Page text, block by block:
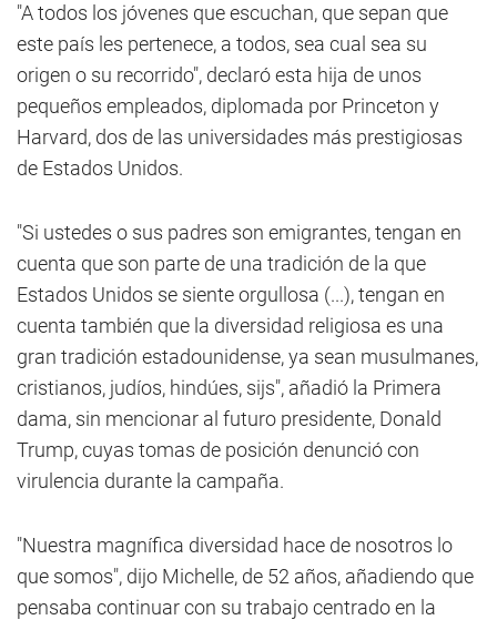
"A todos los jóvenes que escuchan, que sepan que
este país les pertenece, a todos, sea cual sea su
origen o su recorrido", declaró esta hija de unos
pequeños empleados, diplomada por Princeton y
Harvard, dos de las universidades más prestigiosas
de Estados Unidos.
"Si ustedes o sus padres son emigrantes, tengan en
cuenta que son parte de una tradición de la que
Estados Unidos se siente orgullosa (...), tengan en
cuenta también que la diversidad religiosa es una
gran tradición estadounidense, ya sean musulmanes,
cristianos, judíos, hindúes, sijs", añadió la Primera
dama, sin mencionar al futuro presidente, Donald
Trump, cuyas tomas de posición denunció con
virulencia durante la campaña.
"Nuestra magnífica diversidad hace de nosotros lo
que somos", dijo Michelle, de 52 años, añadiendo que
pensaba continuar con su trabajo centrado en la